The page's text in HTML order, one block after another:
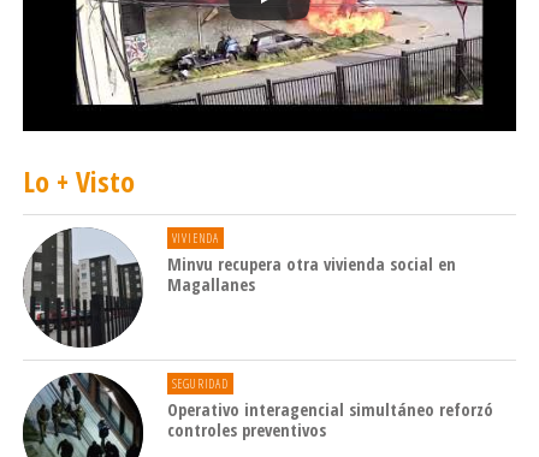
Lo + Visto
VIVIENDA
Minvu recupera otra vivienda social en
Magallanes
SEGURIDAD
Operativo interagencial simultáneo reforzó
controles preventivos